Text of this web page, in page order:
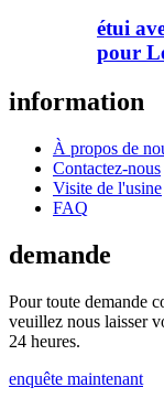
étui
pour
information
À propos de
Contactez-nous
Visite de l'usine
FAQ
demande
Pour toute demande
veuillez nous laisser
24 heures.
enquête maintenant